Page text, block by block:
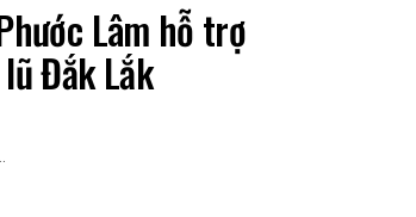
Lâm hỗ trợ
Đắk Lắk